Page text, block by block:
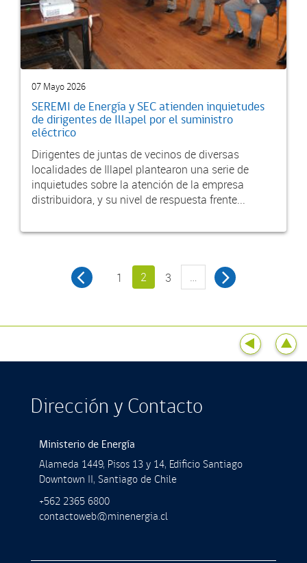
07 Mayo 2026
SEREMI de Energía y SEC atienden inquietudes
de dirigentes de Illapel por el suministro
eléctrico
Dirigentes de juntas de vecinos de diversas
localidades de Illapel plantearon una serie de
inquietudes sobre la atención de la empresa
distribuidora, y su nivel de respuesta frente...
1 2 3 …
Dirección y Contacto
Ministerio de Energía
Alameda 1449, Pisos 13 y 14, Ediﬁcio Santiago
Downtown II, Santiago de Chile
+562 2365 6800
contactoweb@minenergia.cl